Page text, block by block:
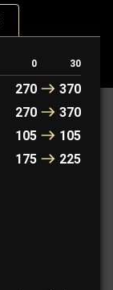
0 30
270
370
270
370
105
105
175 225